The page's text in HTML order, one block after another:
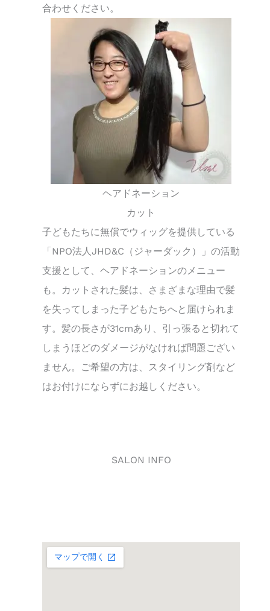
合わせください。
ヘアドネーション
カット
子どもたちに無償でウィッグを提供している
「NPO法人JHD&C（ジャーダック）」の活動
支援として、ヘアドネーションのメニュー
も。カットされた髪は、さまざまな理由で髪
を失ってしまった子どもたちへと届けられま
す。髪の長さが31cmあり、引っ張ると切れて
しまうほどのダメージがなければ問題ござい
ません。ご希望の方は、スタイリング剤など
はお付けにならずにお越しください。
SALON INFO